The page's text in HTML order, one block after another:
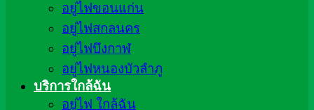
อยู่ไฟขอนแก่น
อยู่ไฟสกลนคร
อยู่ไฟบึงกาฬ
อยู่ไฟหนองบัวลำภู
บริการใกล้ฉัน
อยู่ไฟ ใกล้ฉัน